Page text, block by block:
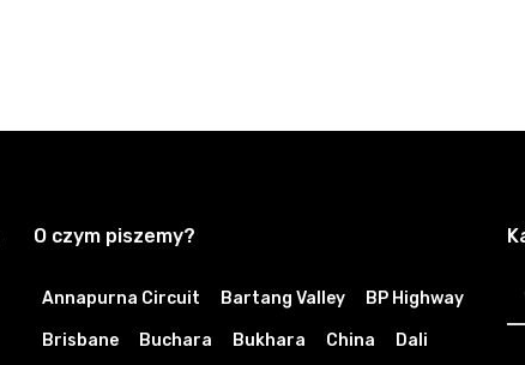
O czym piszemy?
Annapurna Circuit Bartang Valley BP Highway
Brisbane Buchara Bukhara China Dali